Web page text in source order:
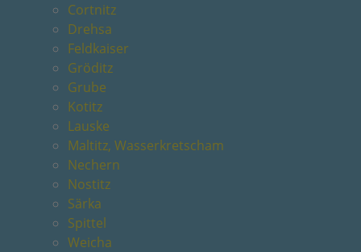
Cortnitz
Drehsa
Feldkaiser
Gröditz
Grube
Kotitz
Lauske
Maltitz, Wasserkretscham
Nechern
Nostitz
Särka
Spittel
Weicha